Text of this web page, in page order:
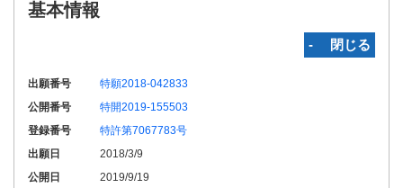
基本情報
‐ 閉じる
出願番号
特願2018-042833
公開番号
特開2019-155503
登録番号
特許第7067783号
出願日
2018/3/9
公開日
2019/9/19